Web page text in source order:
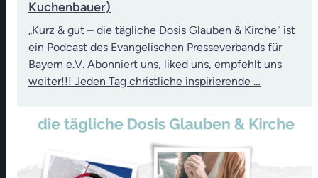
Kuchenbauer)
„Kurz & gut – die tägliche Dosis Glauben & Kirche“ ist
ein Podcast des Evangelischen Presseverbands für
Bayern e.V. Abonniert uns, liked uns, empfehlt uns
weiter!!! Jeden Tag christliche inspirierende …